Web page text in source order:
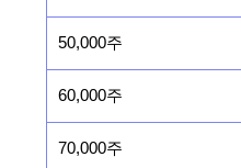
50,000주
60,000주
70,000주